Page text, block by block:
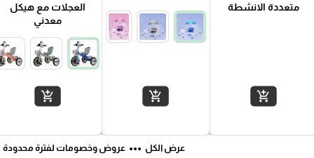
متعددة الانشطة
add_shopping_cart
add_shopping_cart
العجلات مع هيكل
معدني
add_shopping_cart
عرض الكل more_horiz عروض وخصومات لفترة محدودة